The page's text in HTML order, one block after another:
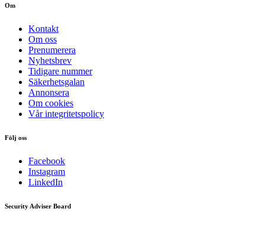
Om
Kontakt
Om oss
Prenumerera
Nyhetsbrev
Tidigare nummer
Säkerhetsgalan
Annonsera
Om cookies
Vår integritetspolicy
Följ oss
Facebook
Instagram
LinkedIn
Security Adviser Board